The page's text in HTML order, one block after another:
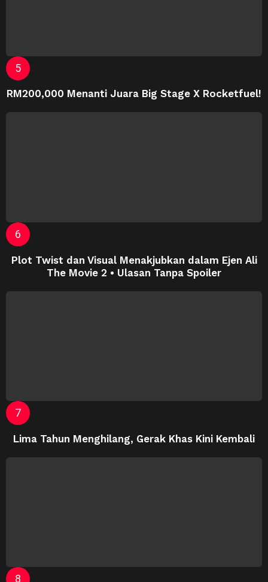
RM200,000 Menanti Juara Big Stage X Rocketfuel!
Plot Twist dan Visual Menakjubkan dalam Ejen Ali
The Movie 2 • Ulasan Tanpa Spoiler
Lima Tahun Menghilang, Gerak Khas Kini Kembali